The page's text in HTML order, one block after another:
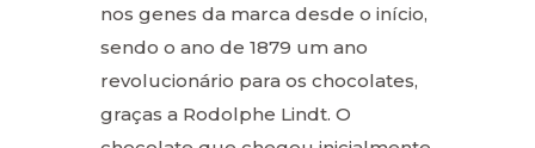
nos genes da marca desde o início,
sendo o ano de 1879 um ano
revolucionário para os chocolates,
graças a Rodolphe Lindt. O